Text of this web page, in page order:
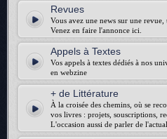
Revues
Vous avez une news sur une
Venez en faire l'annonce ici.
Appels à Textes
Vos appels à textes dédiés à nos
en webzine
+ de Littérature
À la croisée des chemins, où se
vos livres : projets, souscriptions,
L'occasion aussi de parler de